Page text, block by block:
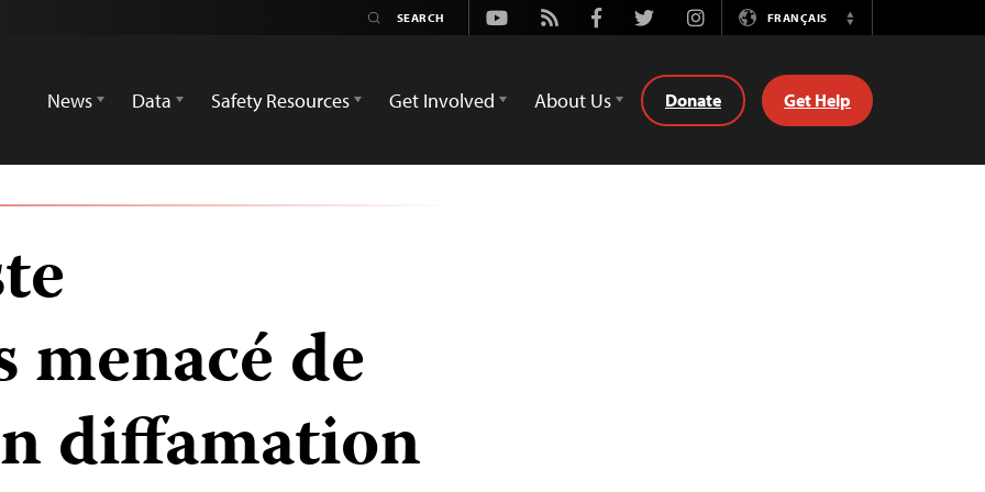
Youtube
Rss FacebookTwitterInstagramFRANÇAIS
Switch
News
Data Safety Resources Get Involved About Us Donate Get Help
de
diffamation